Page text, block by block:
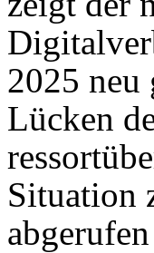
2025 neu
Lücken
Situation